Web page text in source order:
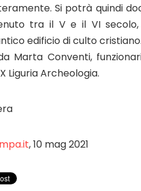
Si potrà quindi
tra il V e il VI
edificio di culto cristiano.
Marta Conventi,
Liguria Archeologia.
, 10 mag 2021